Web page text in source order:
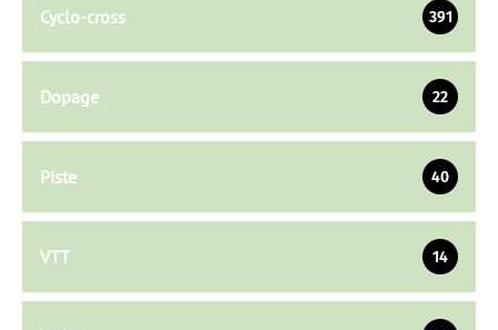
Cyclo-cross 391
Dopage 22
Piste 40
VTT 14